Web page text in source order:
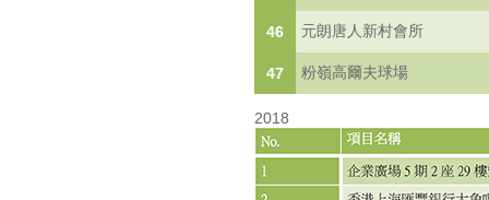
46 元朗唐人新村會所
47 粉嶺高爾夫球場
2018